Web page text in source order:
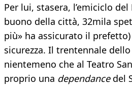
Per lui, stasera, l’emiciclo
buono della città, 32mila
più» ha assicurato il
sicurezza. Il trentennale
nientemeno che al Teatro
proprio una dependancedel